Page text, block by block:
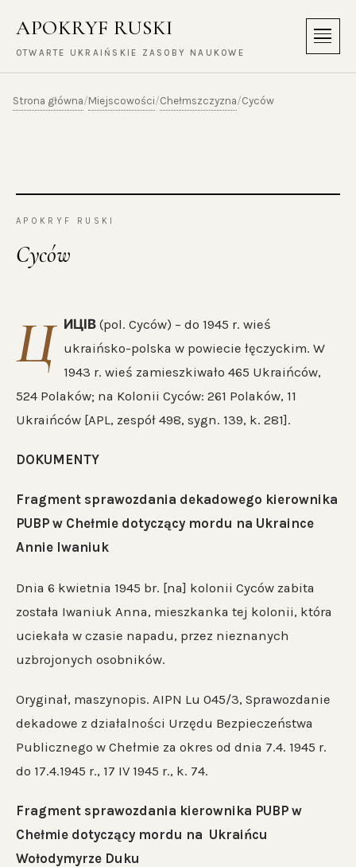
APOKRYF RUSKI
OTWARTE UKRAIŃSKIE ZASOBY NAUKOWE
Menu
Strona główna/Miejscowości/Chełmszczyzna/Cyców
APOKRYF RUSKI
Cyców
Ц ИЦІВ(pol. Cyców) – do 1945 r. wieś
ukraińsko-polska w powiecie łęczyckim. W
1943 r. wieś zamieszkiwało 465 Ukraińców,
524 Polaków; na Kolonii Cyców: 261 Polaków, 11
Ukraińców [APL, zespół 498, sygn. 139, k. 281].
DOKUMENTY
Fragment sprawozdania dekadowego kierownika
PUBP w Chełmie dotyczący mordu na Ukraince
Annie Iwaniuk
Dnia 6 kwietnia 1945 br. [na] kolonii Cyców zabita
została Iwaniuk Anna, mieszkanka tej kolonii, która
uciekała w czasie napadu, przez nieznanych
uzbrojonych osobników.
Oryginał, maszynopis. AIPN Lu 045/3, Sprawozdanie
dekadowe z działalności Urzędu Bezpieczeństwa
Publicznego w Chełmie za okres od dnia 7.4. 1945 r.
do 17.4.1945 r., 17 IV 1945 r., k. 74.
Fragment sprawozdania kierownika PUBP w
Chełmie dotyczący mordu na Ukraińcu
Wołodymyrze Duku